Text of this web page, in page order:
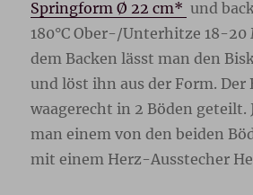
Springform Ø 22 cm* und
180°C Ober-/Unterhitze 18-20
dem Backen lässt man den
und löst ihn aus der Form.
waagerecht in 2 Böden
man einem von den beiden
mit einem Herz-Ausstecher